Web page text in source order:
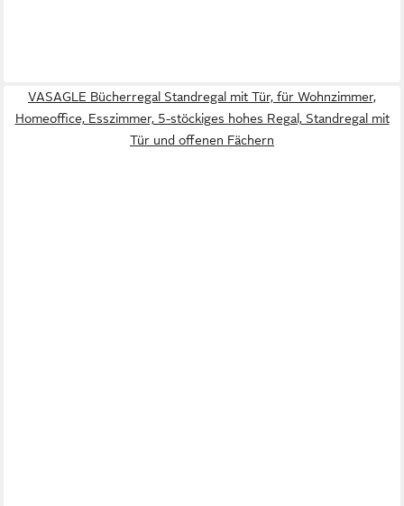
VASAGLE Bücherregal Standregal mit Tür, für Wohnzimmer,
Homeoffice, Esszimmer, 5-stöckiges hohes Regal, Standregal mit
Tür und offenen Fächern